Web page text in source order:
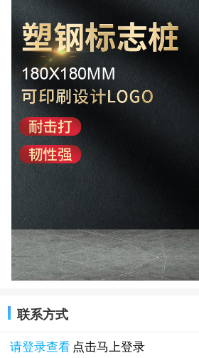
联系方式
请登录查看 点击马上登录